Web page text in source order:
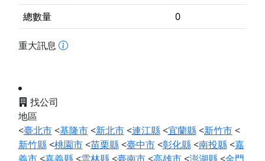
總數量
0
重大訊息
找公司
地區
<臺北市<基隆市<新北市<連江縣<宜蘭縣<新竹市<
新竹縣<桃園市<苗栗縣<臺中市<彰化縣<南投縣<嘉